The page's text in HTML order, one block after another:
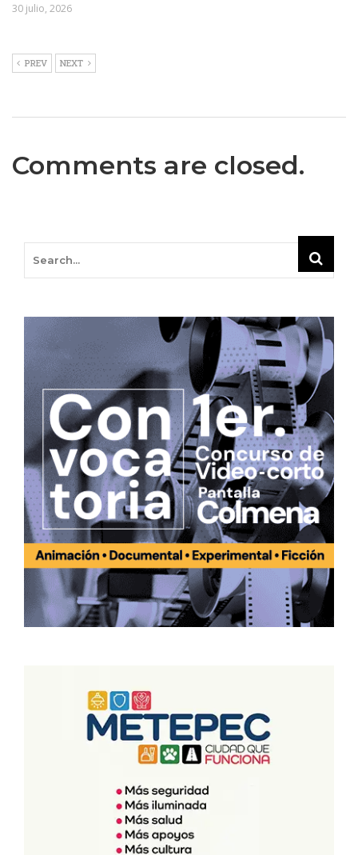
30 julio, 2026
PREV NEXT
Comments are closed.